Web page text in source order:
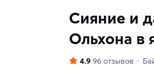
Сияние и
Ольхона в
4.9 96 отзывов